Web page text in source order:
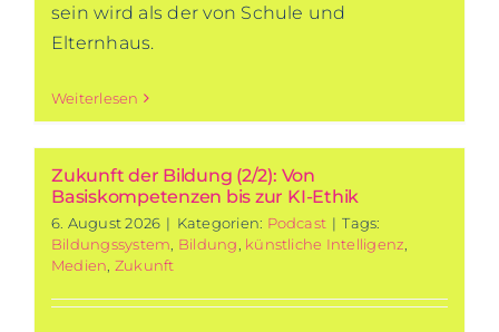
sein wird als der von Schule und
Elternhaus.
Weiterlesen
Zukunft der Bildung (2/2): Von
Basiskompetenzen bis zur KI-Ethik
6. August 2026 | Kategorien: Podcast | Tags:
Bildungssystem Bildung künstliche Intelligenz
Medien Zukunft